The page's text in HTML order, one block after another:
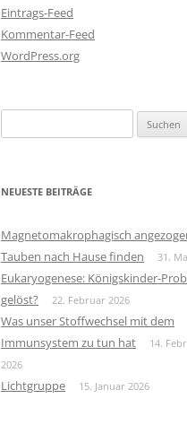
Eintrags-Feed
Kommentar-Feed
WordPress.org
nach:
NEUESTE BEITRÄGE
Magnetomakrophagisch
Tauben nach Hause finden
31.
Eukaryogenese: Königskinder-
gelöst?
22. Februar 2026
Was unser Stoffwechsel mit dem
Immunsystem zu tun hat
14.
2026
Lichtgruppe 15. Januar 2026